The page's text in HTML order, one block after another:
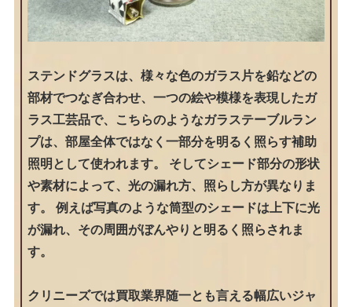
ステンドグラスは、様々な色のガラス片を鉛などの
部材でつなぎ合わせ、一つの絵や模様を表現したガ
ラス工芸品で、こちらのようなガラステーブルラン
プは、部屋全体ではなく一部分を明るく照らす補助
照明として使われます。 そしてシェード部分の形状
や素材によって、光の漏れ方、照らし方が異なりま
す。 例えば写真のような筒型のシェードは上下に光
が漏れ、その周囲がぼんやりと明るく照らされま
す。
クリニーズでは買取業界随一とも言える幅広いジャ